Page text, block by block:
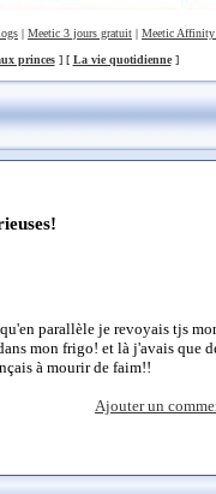
| Meetic 3 jours gratuit | Meetic
princes] [ La vie quotidienne]
parallèle je revoyais tjs
mon frigo! et là j'avais que
à mourir de faim!!
Ajouter un